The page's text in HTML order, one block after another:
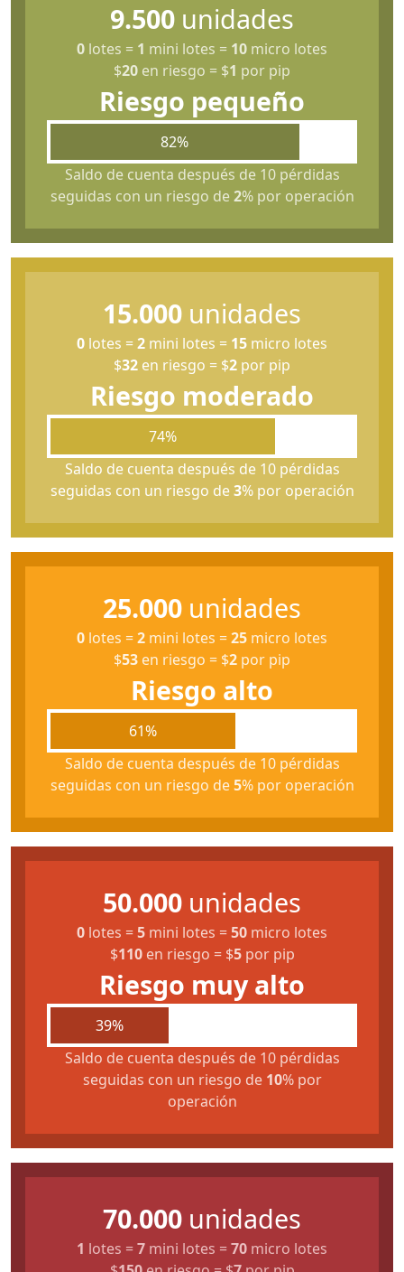
9.500 unidades
0 lotes = 1 mini lotes = 10 micro lotes
$20 en riesgo = $1 por pip
Riesgo pequeño
82%
Saldo de cuenta después de 10 pérdidas
seguidas con un riesgo de2% por operación
15.000 unidades
0 lotes =2 mini lotes = 15 micro lotes
$32 en riesgo = $2 por pip
Riesgo moderado
74%
Saldo de cuenta después de 10 pérdidas
seguidas con un riesgo de3% por operación
25.000 unidades
0 lotes =2 mini lotes =25 micro lotes
$53 en riesgo = $2 por pip
Riesgo alto
61%
Saldo de cuenta después de 10 pérdidas
seguidas con un riesgo de5% por operación
50.000 unidades
0 lotes =5 mini lotes =50 micro lotes
$110en riesgo = $5por pip
Riesgo muy alto
39%
Saldo de cuenta después de 10 pérdidas
seguidas con un riesgo de 10% por
operación
70.000 unidades
1 lotes =7 mini lotes =70 micro lotes